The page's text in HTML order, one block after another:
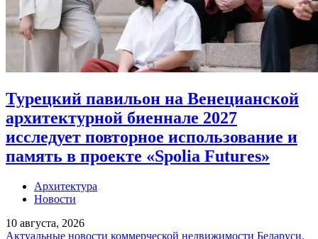
Турецкий павильон на Венецианской
архитектурной биеннале 2027
исследует повторное использование и
память в проекте «Spolia Futures»
Архитектура
Новости
10 августа, 2026
Актуальные новости коммерческой недвижимости Беларуси.